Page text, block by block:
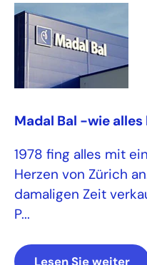
Madal Bal -wie alles
1978 fing alles mit
Herzen von Zürich
damaligen Zeit
P...
Lesen Sie weiter